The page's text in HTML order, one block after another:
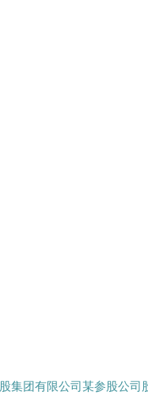
集团有限公司某参股公司